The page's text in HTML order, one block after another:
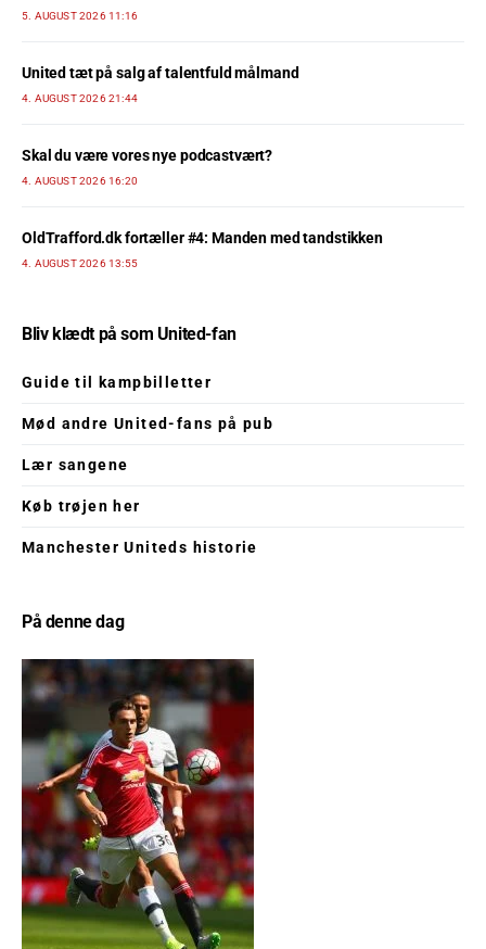
5. AUGUST 2026 11:16
United tæt på salg af talentfuld målmand
4. AUGUST 2026 21:44
Skal du være vores nye podcastvært?
4. AUGUST 2026 16:20
OldTrafford.dk fortæller #4: Manden med tandstikken
4. AUGUST 2026 13:55
Bliv klædt på som United-fan
Guide til kampbilletter
Mød andre United-fans på pub
Lær sangene
Køb trøjen her
Manchester Uniteds historie
På denne dag